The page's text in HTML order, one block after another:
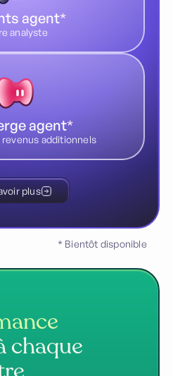
agent*
analyste
agent*
additionnels
plus
* Bientôt disponible
chaque